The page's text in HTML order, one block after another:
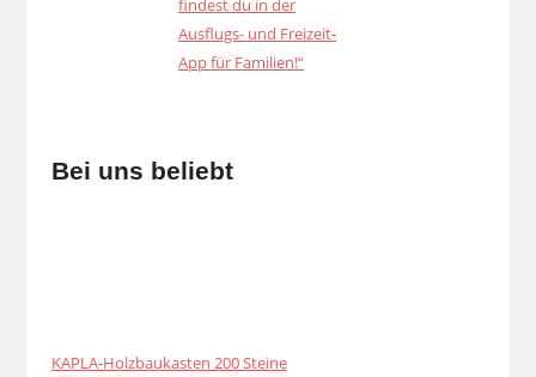
Bei uns beliebt
KAPLA-Holzbaukasten 200 Steine